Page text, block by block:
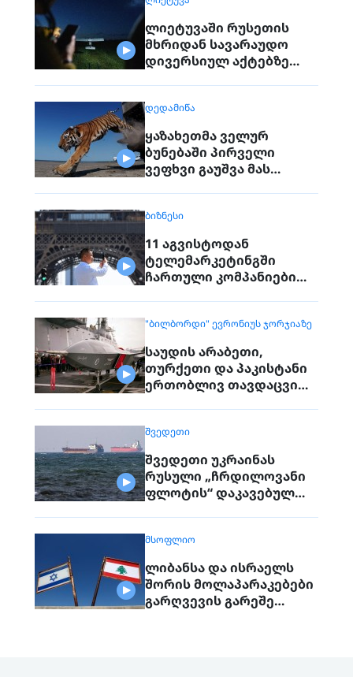
ლიეტუვაში რუსეთის
მხრიდან სავარაუდო
დივერსიულ აქტებზე
ᲓᲔᲓᲐᲛᲘᲬᲐ
ყაზახეთმა ველურ
ბუნებაში პირველი
ვეფხვი გაუშვა მას
გაქრა თურანული ვეფხვი
ᲑᲘᲖᲜᲔᲡᲘ
11 აგვისტოდან
ტელემარკეტინგში
ჩართული კომპანიები
მოქალაქეებს
"ᲑᲘᲚᲑᲝᲠᲓᲘ" ᲔᲕᲠᲝᲜᲘᲣᲡ ᲯᲝᲠᲯᲘᲐᲖᲔ
საუდის არაბეთი,
თურქეთი და პაკისტანი
ერთობლივ თავდაცვით
ᲨᲕᲔᲓᲔᲗᲘ
შვედეთი უკრაინას
რუსული „ჩრდილოვანი
ფლოტის“ დაკავებულ
ᲛᲡᲝᲤᲚᲘᲝ
ლიბანსა და ისრაელს
შორის მოლაპარაკებები
გარღვევის გარეშე